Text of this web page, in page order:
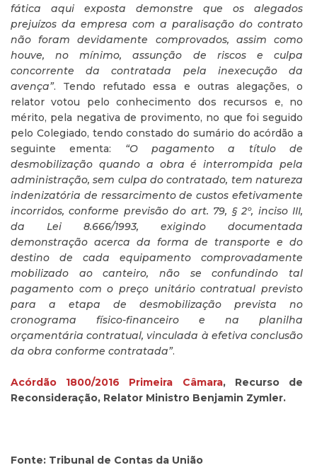
fática aqui exposta demonstre que os alegados
prejuízos da empresa com a paralisação do contrato
não foram devidamente comprovados, assim como
houve, no mínimo, assunção de riscos e culpa
concorrente da contratada pela inexecução da
avença”. Tendo refutado essa e outras alegações, o
relator votou pelo conhecimento dos recursos e, no
mérito, pela negativa de provimento, no que foi seguido
pelo Colegiado, tendo constado do sumário do acórdão a
seguinte ementa: “O pagamento a título de
desmobilização quando a obra é interrompida pela
administração, sem culpa do contratado, tem natureza
indenizatória de ressarcimento de custos efetivamente
incorridos, conforme previsão do art. 79, § 2º, inciso III,
da Lei 8.666/1993, exigindo documentada
demonstração acerca da forma de transporte e do
destino de cada equipamento comprovadamente
mobilizado ao canteiro, não se confundindo tal
pagamento com o preço unitário contratual previsto
para a etapa de desmobilização prevista no
cronograma físico-financeiro e na planilha
orçamentária contratual, vinculada à efetiva conclusão
da obra conforme contratada”.
Acórdão 1800/2016 Primeira Câmara, Recurso de
Reconsideração, Relator Ministro Benjamin Zymler.
Fonte: Tribunal de Contas da União